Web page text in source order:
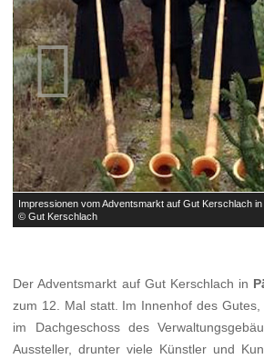
Impressionen vom Adventsmarkt auf Gut Kerschlach in
© Gut Kerschlach

Der Adventsmarkt auf Gut Kerschlach in
zum 12. Mal statt. Im Innenhof des
im Dachgeschoss des
Aussteller, drunter viele Künstler und